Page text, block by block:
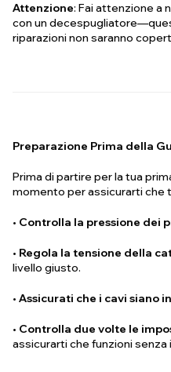
Attenzione: Fai attenzione a
con un
riparazioni non saranno
Preparazione Prima della
Prima di partire per la tua
momento per assicurarti che
• Controlla la pressione dei
• Regola la tensione della
livello giusto.
• Assicurati che i cavi siano
• Controlla due volte le
assicurarti che funzioni senza